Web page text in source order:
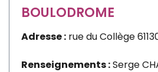
BOULODROME
Adresse : rue du Collège
Renseignements :Serge